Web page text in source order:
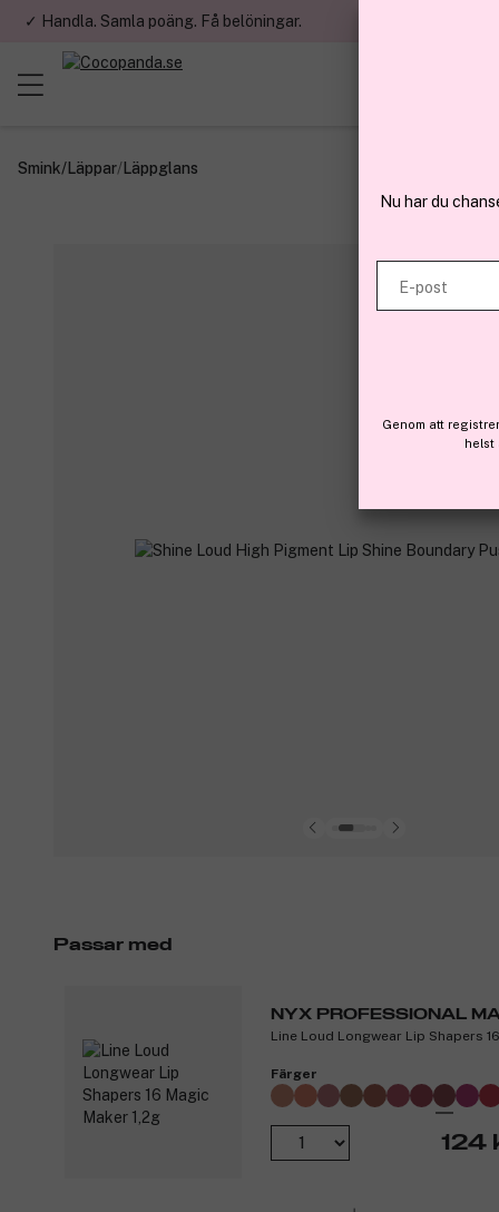
✓ Handla. Samla poäng. Få belöningar.
Smink/Läppar/Läppglans
Passar med
NYX PROFESSIONAL
Line Loud Longwear Lip Shapers
Färger
124
Nu har du
E-post
Genom att
helst